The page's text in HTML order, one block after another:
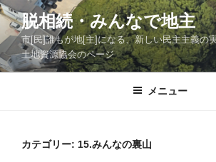
コ
ン
テ
ン
ツ
脱相続・みんなで地主
市[民]誰もが地[主]になる、新しい民主主義の
土地資源協会のページ
メニュー
カテゴリー: 15.みんなの裏山